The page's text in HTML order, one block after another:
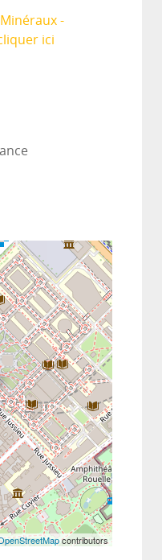
-
ici
contributors